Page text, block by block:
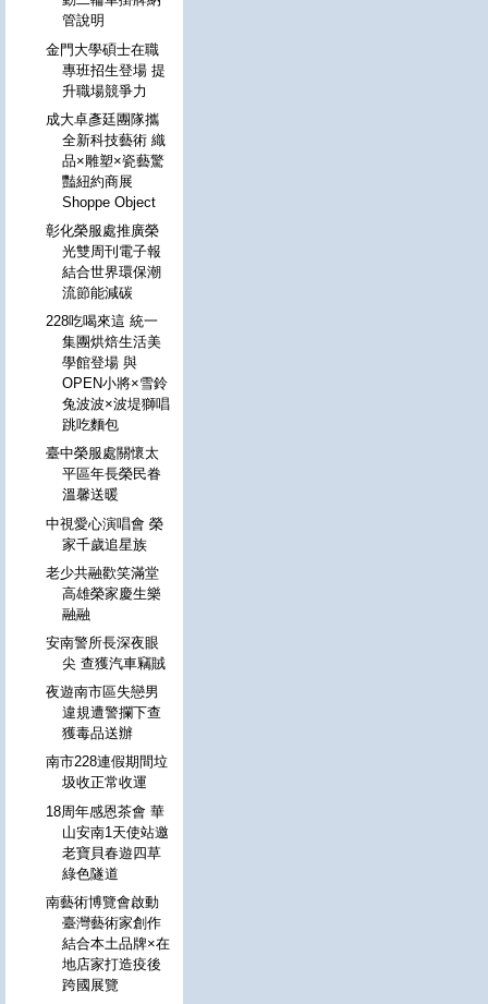
管說明
金門大學碩士在職
專班招生登場 提
升職場競爭力
成大卓彥廷團隊攜
全新科技藝術 織
品×雕塑×瓷藝驚
豔紐約商展
Shoppe Object
彰化榮服處推廣榮
光雙周刊電子報
結合世界環保潮
流節能減碳
228吃喝來這 統一
集團烘焙生活美
學館登場 與
OPEN小將×雪鈴
兔波波×波堤獅唱
跳吃麵包
臺中榮服處關懷太
平區年長榮民眷
溫馨送暖
中視愛心演唱會 榮
家千歲追星族
老少共融歡笑滿堂
高雄榮家慶生樂
融融
安南警所長深夜眼
尖 查獲汽車竊賊
夜遊南市區失戀男
違規遭警攔下查
獲毒品送辦
南市228連假期間垃
圾收正常收運
18周年感恩茶會 華
山安南1天使站邀
老寶貝春遊四草
綠色隧道
南藝術博覽會啟動
臺灣藝術家創作
結合本土品牌×在
地店家打造疫後
跨國展覽